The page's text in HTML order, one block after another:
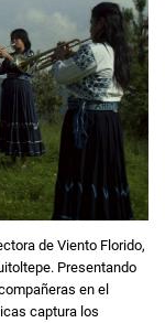
de Viento Florido,
Presentando
en el
captura los